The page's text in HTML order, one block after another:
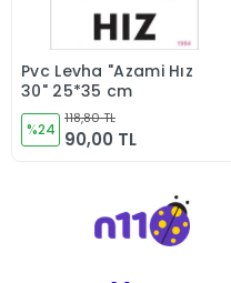
Sepete Ekle
Pvc Levha "Azami Hız
30" 25*35 cm
%24
118,80 TL
90,00 TL